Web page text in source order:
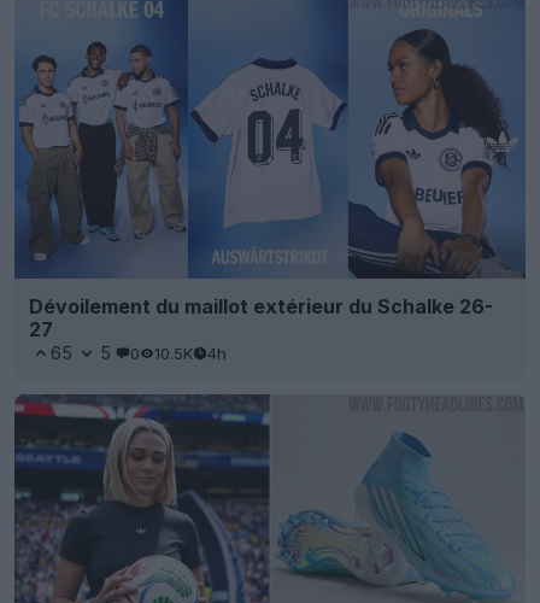
Dévoilement du maillot extérieur du Schalke 26-
27
65 5 0 10.5K 4h